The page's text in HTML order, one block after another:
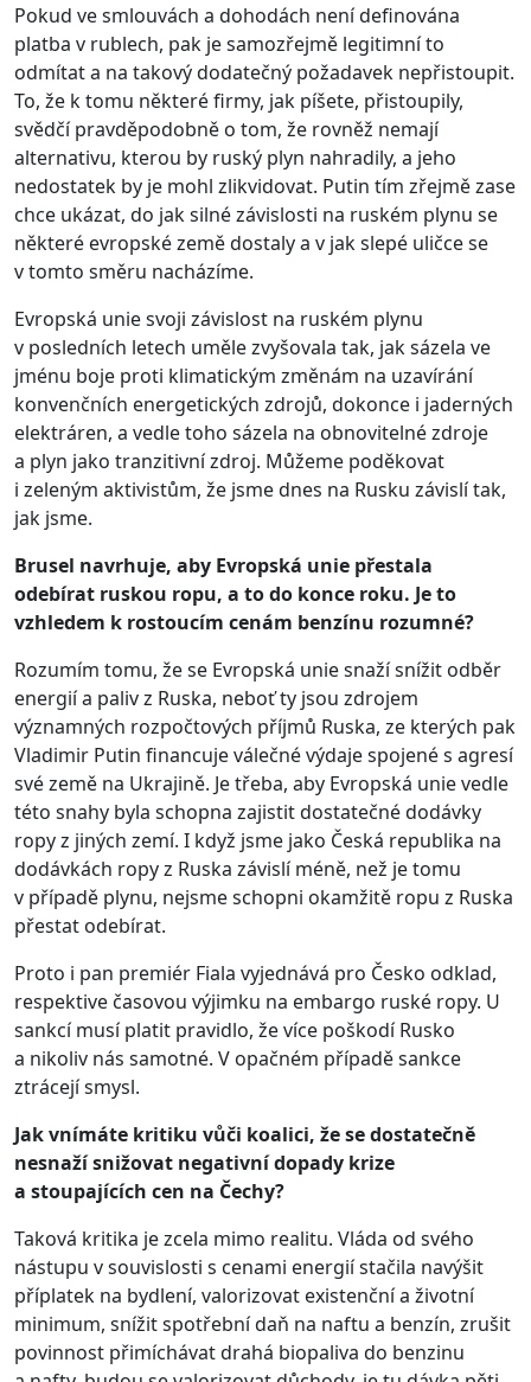
Pokud ve smlouvách a dohodách není definována
platba v rublech, pak je samozřejmě legitimní to
odmítat a na takový dodatečný požadavek nepřistoupit.
To, že k tomu některé firmy, jak píšete, přistoupily,
svědčí pravděpodobně o tom, že rovněž nemají
alternativu, kterou by ruský plyn nahradily, a jeho
nedostatek by je mohl zlikvidovat. Putin tím zřejmě zase
chce ukázat, do jak silné závislosti na ruském plynu se
některé evropské země dostaly a v jak slepé uličce se
v tomto směru nacházíme.
Evropská unie svoji závislost na ruském plynu
v posledních letech uměle zvyšovala tak, jak sázela ve
jménu boje proti klimatickým změnám na uzavírání
konvenčních energetických zdrojů, dokonce i jaderných
elektráren, a vedle toho sázela na obnovitelné zdroje
a plyn jako tranzitivní zdroj. Můžeme poděkovat
i zeleným aktivistům, že jsme dnes na Rusku závislí tak,
jak jsme.
Brusel navrhuje, aby Evropská unie přestala
odebírat ruskou ropu, a to do konce roku. Je to
vzhledem k rostoucím cenám benzínu rozumné?
Rozumím tomu, že se Evropská unie snaží snížit odběr
energií a paliv z Ruska, neboť ty jsou zdrojem
významných rozpočtových příjmů Ruska, ze kterých pak
Vladimir Putin financuje válečné výdaje spojené s agresí
své země na Ukrajině. Je třeba, aby Evropská unie vedle
této snahy byla schopna zajistit dostatečné dodávky
ropy z jiných zemí. I když jsme jako Česká republika na
dodávkách ropy z Ruska závislí méně, než je tomu
v případě plynu, nejsme schopni okamžitě ropu z Ruska
přestat odebírat.
Proto i pan premiér Fiala vyjednává pro Česko odklad,
respektive časovou výjimku na embargo ruské ropy. U
sankcí musí platit pravidlo, že více poškodí Rusko
a nikoliv nás samotné. V opačném případě sankce
ztrácejí smysl.
Jak vnímáte kritiku vůči koalici, že se dostatečně
nesnaží snižovat negativní dopady krize
a stoupajících cen na Čechy?
Taková kritika je zcela mimo realitu. Vláda od svého
nástupu v souvislosti s cenami energií stačila navýšit
příplatek na bydlení, valorizovat existenční a životní
minimum, snížit spotřební daň na naftu a benzín, zrušit
povinnost přimíchávat drahá biopaliva do benzinu